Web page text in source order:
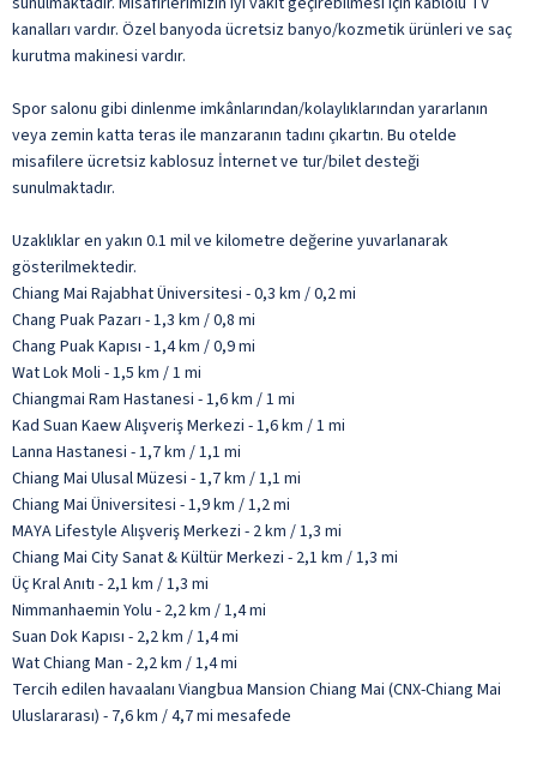
kanalları vardır. Özel banyoda ücretsiz banyo/kozmetik ürünleri ve saç
kurutma makinesi vardır.
Spor salonu gibi dinlenme imkânlarından/kolaylıklarından yararlanın
veya zemin katta teras ile manzaranın tadını çıkartın. Bu otelde
misafilere ücretsiz kablosuz İnternet ve tur/bilet desteği
sunulmaktadır.
Uzaklıklar en yakın 0.1 mil ve kilometre değerine yuvarlanarak
gösterilmektedir.
Chiang Mai Rajabhat Üniversitesi - 0,3 km / 0,2 mi
Chang Puak Pazarı - 1,3 km / 0,8 mi
Chang Puak Kapısı - 1,4 km / 0,9 mi
Wat Lok Moli - 1,5 km / 1 mi
Chiangmai Ram Hastanesi - 1,6 km / 1 mi
Kad Suan Kaew Alışveriş Merkezi - 1,6 km / 1 mi
Lanna Hastanesi - 1,7 km / 1,1 mi
Chiang Mai Ulusal Müzesi - 1,7 km / 1,1 mi
Chiang Mai Üniversitesi - 1,9 km / 1,2 mi
MAYA Lifestyle Alışveriş Merkezi - 2 km / 1,3 mi
Chiang Mai City Sanat & Kültür Merkezi - 2,1 km / 1,3 mi
Üç Kral Anıtı - 2,1 km / 1,3 mi
Nimmanhaemin Yolu - 2,2 km / 1,4 mi
Suan Dok Kapısı - 2,2 km / 1,4 mi
Wat Chiang Man - 2,2 km / 1,4 mi
Tercih edilen havaalanı Viangbua Mansion Chiang Mai (CNX-Chiang Mai
Uluslararası) - 7,6 km / 4,7 mi mesafede